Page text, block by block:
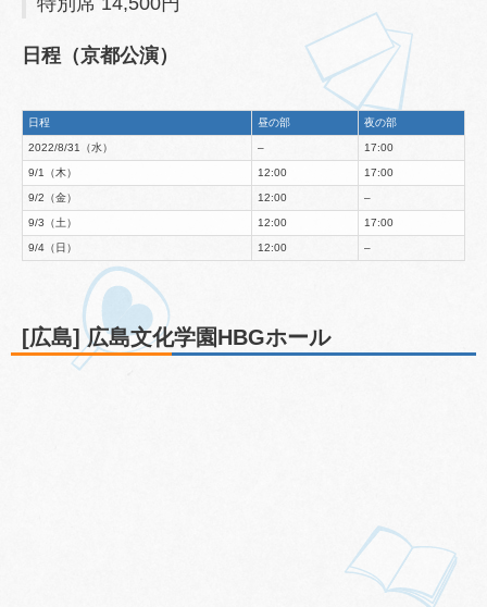
日程（京都公演）
日程 昼の部 夜の部
2022/8/31（水） – 17:00
9/1（木） 12:00 17:00
9/2（金） 12:00 –
9/3（土） 12:00 17:00
9/4（日） 12:00 –
[広島] 広島文化学園HBGホール